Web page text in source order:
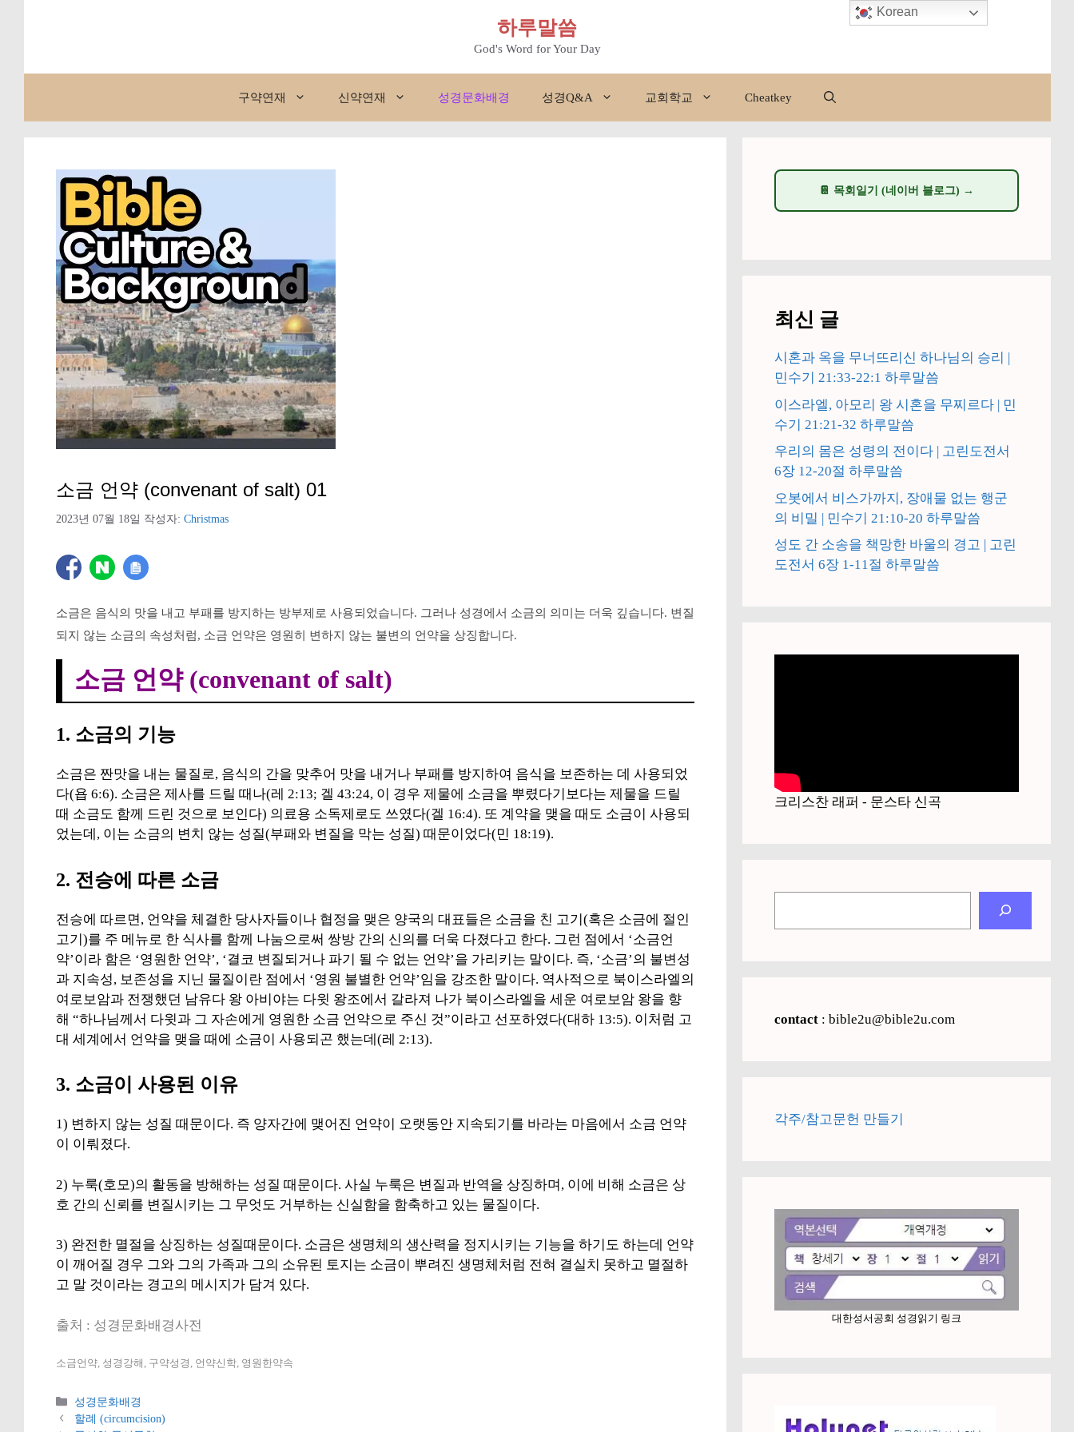
하루말씀
God's Word for Your Day
구약연재 신약연재 성경문화배경 성경Q&A 교회학교 Cheatkey
소금 언약 (convenant of salt) 01
2023년 07월 18일 작성자: Christmas
소금은 음식의 맛을 내고 부패를 방지하는 방부제로 사용되었습니다. 그러나 성경에서 소금의 의미는 더욱 깊습니다. 변질
되지 않는 소금의 속성처럼, 소금 언약은 영원히 변하지 않는 불변의 언약을 상징합니다.
소금 언약 (convenant of salt)
1. 소금의 기능
소금은 짠맛을 내는 물질로, 음식의 간을 맞추어 맛을 내거나 부패를 방지하여 음식을 보존하는 데 사용되었
다(욥 6:6). 소금은 제사를 드릴 때나(레 2:13; 겔 43:24, 이 경우 제물에 소금을 뿌렸다기보다는 제물을 드릴
때 소금도 함께 드린 것으로 보인다) 의료용 소독제로도 쓰였다(겔 16:4). 또 계약을 맺을 때도 소금이 사용되
었는데, 이는 소금의 변치 않는 성질(부패와 변질을 막는 성질) 때문이었다(민 18:19).
2. 전승에 따른 소금
전승에 따르면, 언약을 체결한 당사자들이나 협정을 맺은 양국의 대표들은 소금을 친 고기(혹은 소금에 절인
고기)를 주 메뉴로 한 식사를 함께 나눔으로써 쌍방 간의 신의를 더욱 다졌다고 한다. 그런 점에서 ‘소금언
약’이라 함은 ‘영원한 언약’, ‘결코 변질되거나 파기 될 수 없는 언약’을 가리키는 말이다. 즉, ‘소금’의 불변성
과 지속성, 보존성을 지닌 물질이란 점에서 ‘영원 불별한 언약’임을 강조한 말이다. 역사적으로 북이스라엘의
여로보암과 전쟁했던 남유다 왕 아비야는 다윗 왕조에서 갈라져 나가 북이스라엘을 세운 여로보암 왕을 향
해 “하나님께서 다윗과 그 자손에게 영원한 소금 언약으로 주신 것”이라고 선포하였다(대하 13:5). 이처럼 고
대 세계에서 언약을 맺을 때에 소금이 사용되곤 했는데(레 2:13).
3. 소금이 사용된 이유
1) 변하지 않는 성질 때문이다. 즉 양자간에 맺어진 언약이 오랫동안 지속되기를 바라는 마음에서 소금 언약
이 이뤄졌다.
2) 누룩(호모)의 활동을 방해하는 성질 때문이다. 사실 누룩은 변질과 반역을 상징하며, 이에 비해 소금은 상
호 간의 신뢰를 변질시키는 그 무엇도 거부하는 신실함을 함축하고 있는 물질이다.
3) 완전한 멸절을 상징하는 성질때문이다. 소금은 생명체의 생산력을 정지시키는 기능을 하기도 하는데 언약
이 깨어질 경우 그와 그의 가족과 그의 소유된 토지는 소금이 뿌려진 생명체처럼 전혀 결실치 못하고 멸절하
고 말 것이라는 경고의 메시지가 담겨 있다.
출처 : 성경문화배경사전
소금언약, 성경강해, 구약성경, 언약신학, 영원한약속
카
테
성경문화배경
할례 (circumcision)
📔 목회일기 (네이버 블로그) →
최신 글
시혼과 옥을 무너뜨리신 하나님의 승리 |
민수기 21:33-22:1 하루말씀
이스라엘, 아모리 왕 시혼을 무찌르다 | 민
수기 21:21-32 하루말씀
우리의 몸은 성령의 전이다 | 고린도전서
6장 12-20절 하루말씀
오봇에서 비스가까지, 장애물 없는 행군
의 비밀 | 민수기 21:10-20 하루말씀
성도 간 소송을 책망한 바울의 경고 | 고린
도전서 6장 1-11절 하루말씀
크리스찬 래퍼 - 문스타 신곡
contact : bible2u@bible2u.com
각주/참고문헌 만들기
대한성서공회 성경읽기 링크
Korean